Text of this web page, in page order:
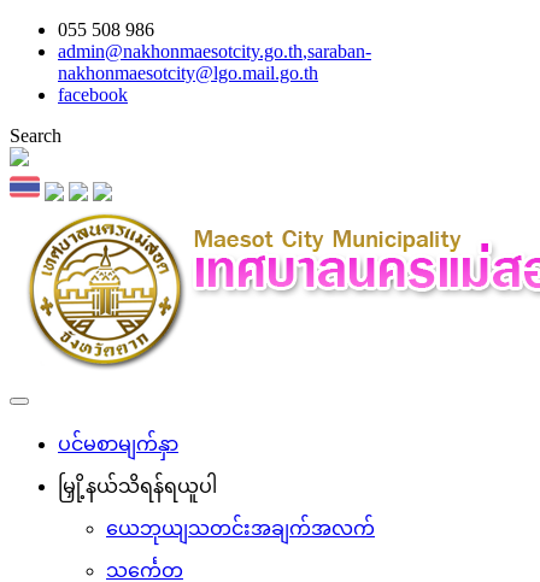
055 508 986
admin@nakhonmaesotcity.go.th,saraban-
nakhonmaesotcity@lgo.mail.go.th
facebook
Search
ပင်မစာမျက်နှာ
မြှို့နယ်သိရန်ရယူပါ
ယေဘုယျသတင်းအချက်အလက်
သင်္ကေတ